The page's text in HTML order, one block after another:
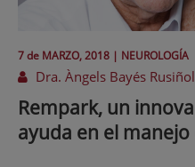
7 de MARZO, 2018 | NEUROLOGÍA
Dra. Àngels Bayés Rusiñol
Rempark, un
ayuda en el